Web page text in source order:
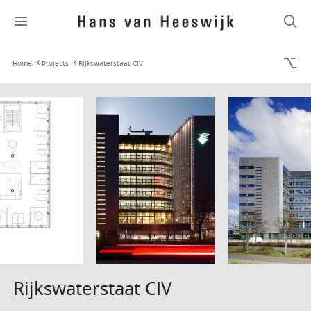
Home Projects Rijkswaterstaat CIV
Rijkswaterstaat CIV